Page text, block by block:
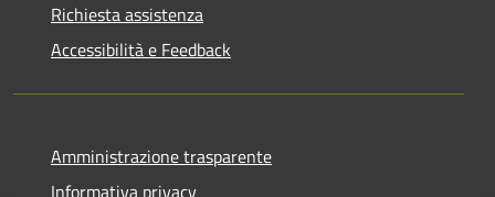
Richiesta assistenza
Accessibilità e Feedback
Amministrazione trasparente
Informativa privacy